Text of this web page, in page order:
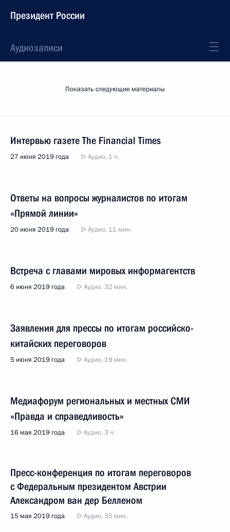
Президент России
Аудиозаписи
Показать следующие материалы
Интервью газете The Financial Times
27 июня 2019 года Аудио, 1 ч.
Ответы на вопросы журналистов по итогам
«Прямой линии»
20 июня 2019 года Аудио, 11 мин.
Встреча с главами мировых информагентств
6 июня 2019 года Аудио, 32 мин.
Заявления для прессы по итогам российско-
китайских переговоров
5 июня 2019 года Аудио, 19 мин.
Медиафорум региональных и местных СМИ
«Правда и справедливость»
16 мая 2019 года Аудио, 3 ч.
Пресс-конференция по итогам переговоров
с Федеральным президентом Австрии
Александром ван дер Белленом
15 мая 2019 года Аудио, 35 мин.